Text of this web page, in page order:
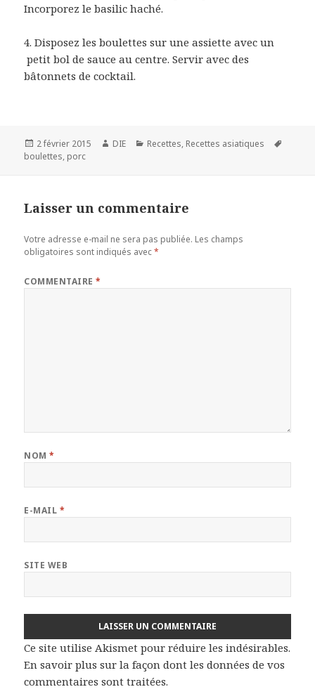
Incorporez le basilic haché.
4. Disposez les boulettes sur une assiette avec un
petit bol de sauce au centre. Servir avec des
bâtonnets de cocktail.
Publié
le
2 février 2015 Auteur
DIE Catégories
Recettes, Recettes asiatiques
boulettes, porc
Laisser un commentaire
Votre adresse e-mail ne sera pas publiée. Les champs
obligatoires sont indiqués avec*
COMMENTAIRE*
NOM*
E-MAIL *
SITE WEB
Ce site utilise Akismet pour réduire les indésirables.
En savoir plus sur la façon dont les données de vos
commentaires sont traitées.